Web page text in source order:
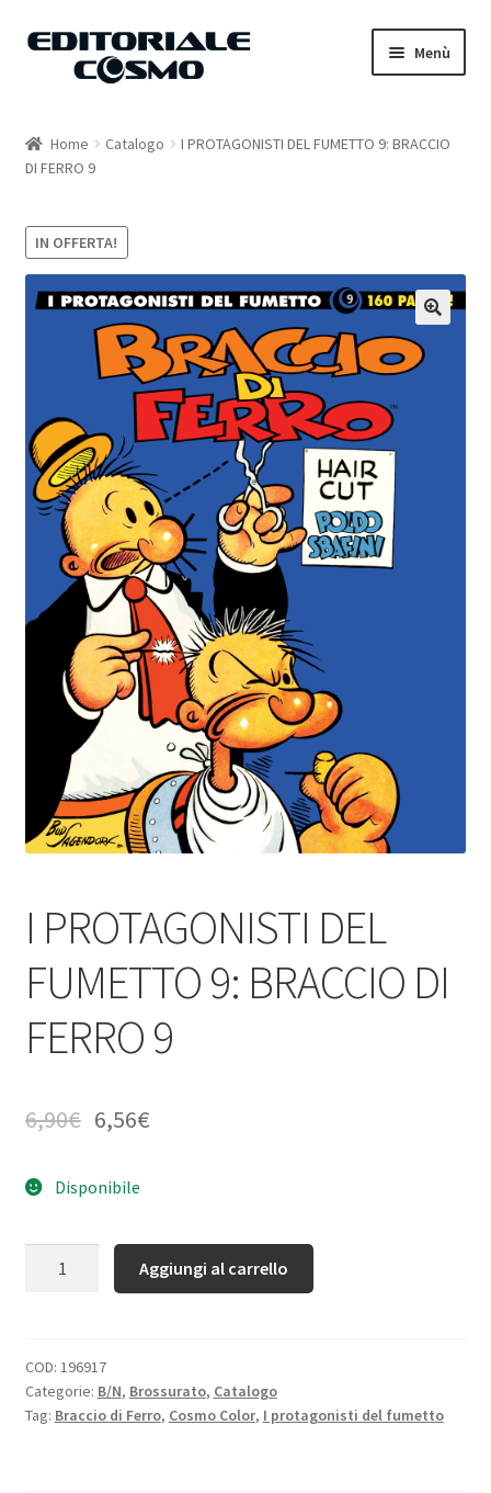
Vai
Vai
Menù
Catalogo
Carrello
Il mio account
Home Catalogo
I PROTAGONISTI DEL FUMETTO 9: BRACCIO
DI FERRO 9
IN OFFERTA!
I PROTAGONISTI DEL
FUMETTO 9: BRACCIO DI
FERRO 9
6,90€ 6,56€
Disponibile
Aggiungi al carrello
COD: 196917
Categorie: B/N, Brossurato, Catalogo
Tag: Braccio di Ferro, Cosmo Color, I protagonisti del fumetto